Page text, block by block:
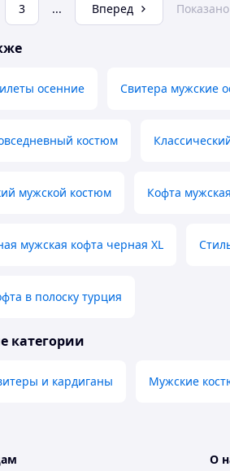
3 ... Вперед
осенние Свитера мужские
костюм
мужской костюм Кофта
мужская кофта черная XL
в полоску турция
категории
и кардиганы Мужские
О